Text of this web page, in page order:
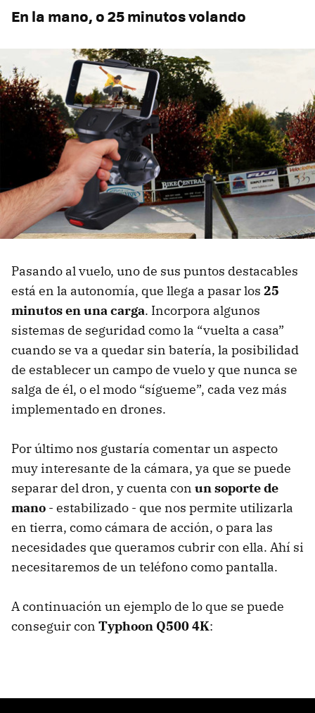
En la mano, o 25 minutos volando
Pasando al vuelo, uno de sus puntos destacables
está en la autonomía, que llega a pasar los 25
minutos en una carga. Incorpora algunos
sistemas de seguridad como la “vuelta a casa”
cuando se va a quedar sin batería, la posibilidad
de establecer un campo de vuelo y que nunca se
salga de él, o el modo “sígueme”, cada vez más
implementado en drones.
Por último nos gustaría comentar un aspecto
muy interesante de la cámara, ya que se puede
separar del dron, y cuenta con un soporte de
mano - estabilizado - que nos permite utilizarla
en tierra, como cámara de acción, o para las
necesidades que queramos cubrir con ella. Ahí si
necesitaremos de un teléfono como pantalla.
A continuación un ejemplo de lo que se puede
conseguir con Typhoon Q500 4K: